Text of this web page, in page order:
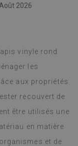
2026
vinyle rond
les
aux propriétés
recouvert de
être utilisés une
en matière
et de